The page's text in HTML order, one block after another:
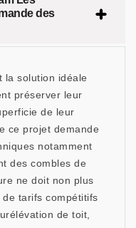
des
la solution idéale
préserver leur
de leur
ce projet demande
notamment
des combles de
ne doit non plus
tarifs compétitifs
de toit,